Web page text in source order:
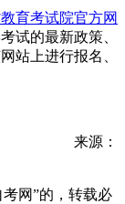
育考试院官方网
试的最新政策、
站上进行报名、
来源：
网”的，转载必